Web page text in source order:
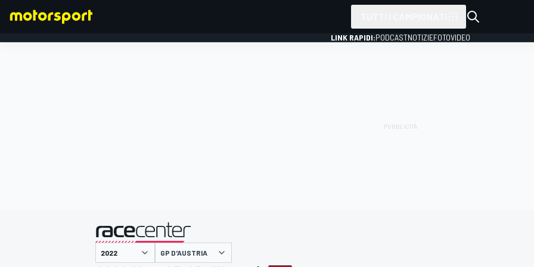
LINK RAPIDI:PODCASTNOTIZIEFOTOVIDEO
presentato da
GP D'AUSTRIA